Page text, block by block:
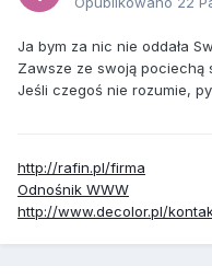
Ja bym za nic nie oddała
Zawsze ze swoją pociechą
Jeśli czegoś nie rozumie,
http://rafin.pl/firma
Odnośnik WWW
http://www.decolor.pl/